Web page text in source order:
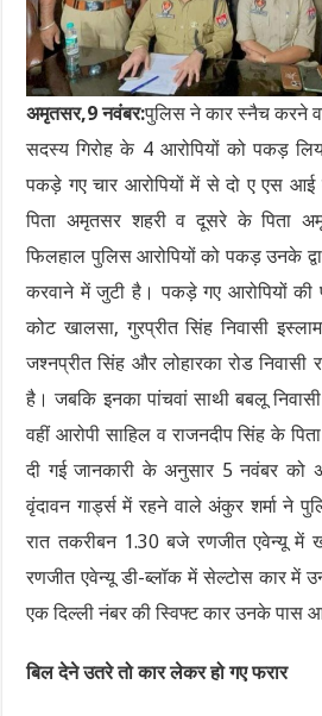
अमृतसर,9 नवंबर:पुलिस ने कार स्नैच करने
सदस्य गिरोह के 4 आरोपियों को पकड़
पकड़े गए चार आरोपियों में से दो ए एस
पिता अमृतसर शहरी व दूसरे के पिता
फिलहाल पुलिस आरोपियों को पकड़ उनके
करवाने में जुटी है। पकड़े गए आरोपियों की
कोट खालसा, गुरप्रीत सिंह निवासी
जश्नप्रीत सिंह और लोहारका रोड निवासी
है। जबकि इनका पांचवां साथी बबलू
वहीं आरोपी साहिल व राजनदीप सिंह के
दी गई जानकारी के अनुसार 5 नवंबर को
वृंदावन गार्ड्स में रहने वाले अंकुर शर्मा ने
रात तकरीबन 1.30 बजे रणजीत एवेन्यू में
रणजीत एवेन्यू डी-ब्लॉक में सेल्टोस कार में
एक दिल्ली नंबर की स्विफ्ट कार उनके पास
बिल देने उतरे तो कार लेकर हो गए फरार